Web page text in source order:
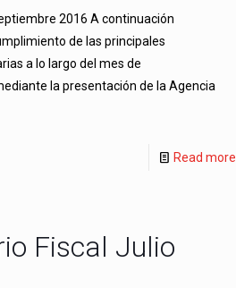
2016 A continuación
de las principales
a lo largo del mes de
la presentación de la Agencia
Read more
Fiscal Julio